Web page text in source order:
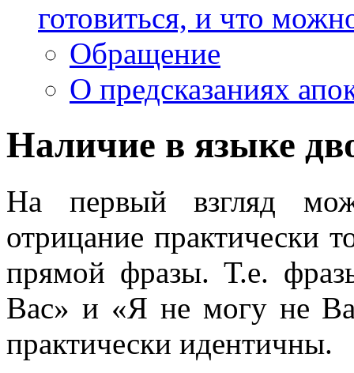
готовиться, и что
Обращение
О предсказаниях
Наличие в языке
На первый взгляд
отрицание практически
прямой фразы. Т.е.
Вас» и «Я не могу не
практически идентичны.